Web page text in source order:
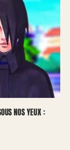
NOS YEUX :